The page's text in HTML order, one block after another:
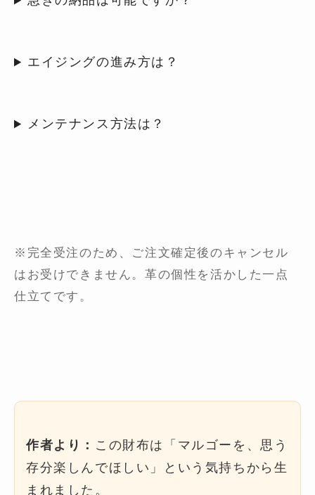
エイジングの進み方は？
メンテナンス方法は？
※完全受注のため、ご注文確定後のキャンセル
はお受けできません。革の個性を活かした一点
仕立てです。
作者より： この財布は「マルゴーを、思う
存分楽しんでほしい」という気持ちから生
まれました。